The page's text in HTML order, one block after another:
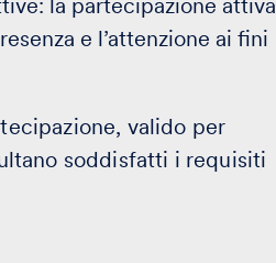
e l’attenzione ai fini
valido per
soddisfatti i requisiti